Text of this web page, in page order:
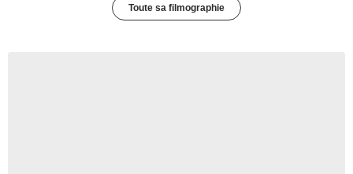
Toute sa filmographie